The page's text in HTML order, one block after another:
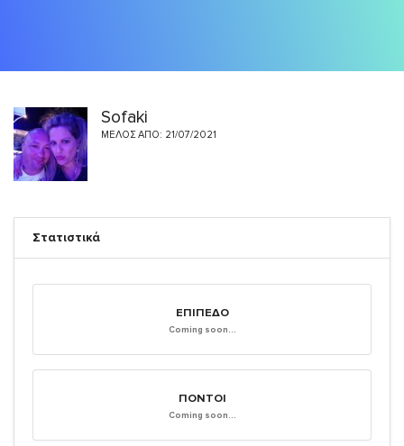
Sofaki
ΜΈΛΟΣ ΑΠΌ: 21/07/2021
Στατιστικά
ΕΠΊΠΕΔΟ
Coming soon...
ΠΌΝΤΟΙ
Coming soon...